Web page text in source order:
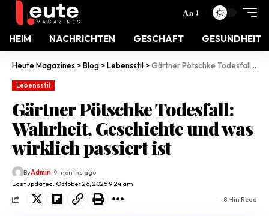
Aa
HEIM NACHRICHTEN GESCHAFT GESUNDHEIT
Heute Magazines >Blog >Lebensstil >Gärtner Pötschke Todesfall: Wahrheit, Geschichte und was wirklich passiert ist
Lebensstil
Gärtner Pötschke Todesfall:
Wahrheit, Geschichte und was
wirklich passiert ist
Last updated: October 26, 2025 9:24 am
ByAdmin 9 months ago
8 Min Read